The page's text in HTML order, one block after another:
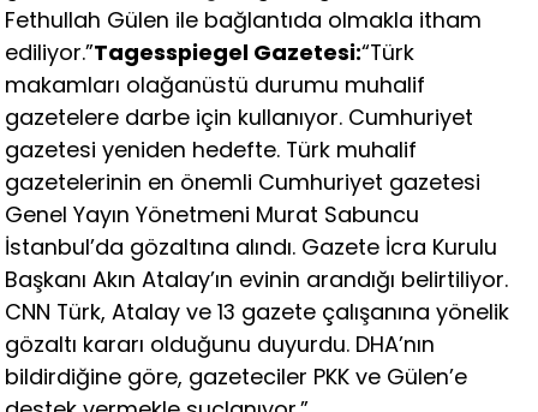
Fethullah Gülen ile bağlantıda olmakla itham
ediliyor.”Tagesspiegel Gazetesi:“Türk
makamları olağanüstü durumu muhalif
gazetelere darbe için kullanıyor. Cumhuriyet
gazetesi yeniden hedefte. Türk muhalif
gazetelerinin en önemli Cumhuriyet gazetesi
Genel Yayın Yönetmeni Murat Sabuncu
İstanbul’da gözaltına alındı. Gazete İcra Kurulu
Başkanı Akın Atalay’ın evinin arandığı belirtiliyor.
CNN Türk, Atalay ve 13 gazete çalışanına yönelik
gözaltı kararı olduğunu duyurdu. DHA’nın
bildirdiğine göre, gazeteciler PKK ve Gülen’e